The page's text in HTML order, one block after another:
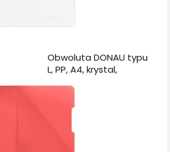
Obwoluta DONAU typu
L, PP, A4, krystal,